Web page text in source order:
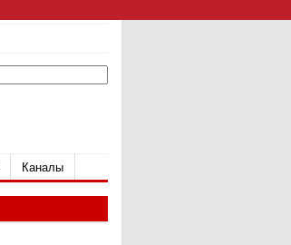
Каналы